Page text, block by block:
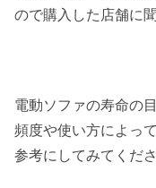
ので購入した店舗に
電動ソファの寿命の
頻度や使い方によっ
参考にしてみてくださ